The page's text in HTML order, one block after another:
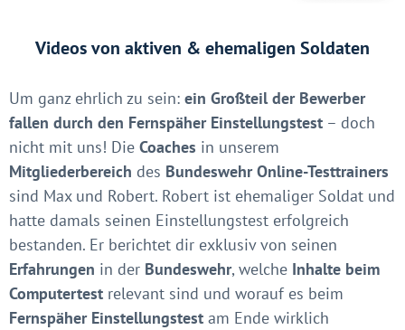
Videos von aktiven & ehemaligen Soldaten
Um ganz ehrlich zu sein: ein Großteil der Bewerber
fallen durch den Fernspäher Einstellungstest – doch
nicht mit uns! Die Coaches in unserem
Mitgliederbereich des Bundeswehr Online-Testtrainers
sind Max und Robert. Robert ist ehemaliger Soldat und
hatte damals seinen Einstellungstest erfolgreich
bestanden. Er berichtet dir exklusiv von seinen
Erfahrungen in der Bundeswehr, welche Inhalte beim
Computertest relevant sind und worauf es beim
Fernspäher Einstellungstest am Ende wirklich